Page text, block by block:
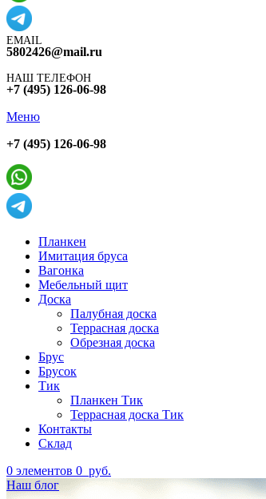
EMAIL
5802426@mail.ru
НАШ ТЕЛЕФОН
+7 (495) 126-06-98
Меню
+7 (495) 126-06-98
Планкен
Имитация бруса
Вагонка
Мебельный щит
Доска
Палубная доска
Террасная доска
Обрезная доска
Брус
Брусок
Тик
Планкен Тик
Террасная доска Тик
Контакты
Склад
0 элементов 0 руб.
Наш блог